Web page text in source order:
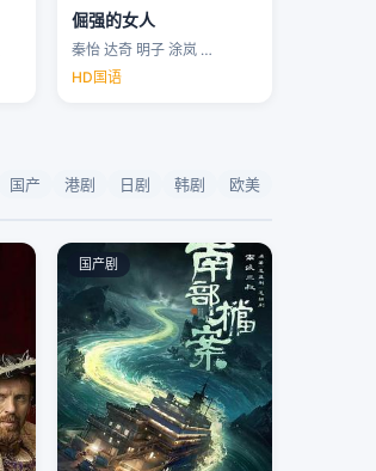
倔强的女人
秦怡 达奇 明子 涂岚 …
HD国语
国产 港剧 日剧 韩剧 欧美
国产剧